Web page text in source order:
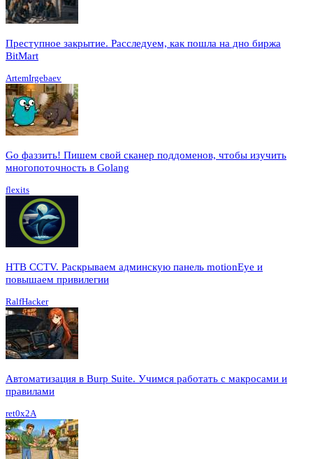
Преступное закрытие. Расследуем, как пошла на дно биржа
BitMart
ArtemIrgebaev
Go фаззить! Пишем свой сканер поддоменов, чтобы изучить
многопоточность в Golang
flexits
HTB CCTV. Раскрываем админскую панель motionEye и
повышаем привилегии
RalfHacker
Автоматизация в Burp Suite. Учимся работать с макросами и
правилами
ret0x2A